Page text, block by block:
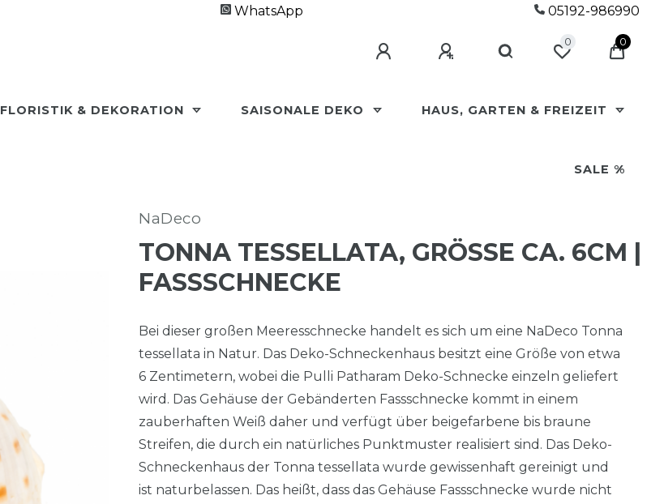
WhatsApp 05192-986990
0 0
FLORISTIK & DEKORATION SAISONALE DEKO HAUS, GARTEN & FREIZEIT
SALE %
NaDeco
TONNA TESSELLATA, GRÖSSE CA. 6CM | F
ASSSCHNECKE
Bei dieser großen Meeresschnecke handelt es sich um eine NaDeco Tonna
tessellata in Natur. Das Deko-Schneckenhaus besitzt eine Größe von etwa
6 Zentimetern, wobei die Pulli Patharam Deko-Schnecke einzeln geliefert
wird. Das Gehäuse der Gebänderten Fassschnecke kommt in einem
zauberhaften Weiß daher und verfügt über beigefarbene bis braune
Streifen, die durch ein natürliches Punktmuster realisiert sind. Das Deko-
Schneckenhaus der Tonna tessellata wurde gewissenhaft gereinigt und
ist naturbelassen. Das heißt, dass das Gehäuse Fassschnecke wurde nicht